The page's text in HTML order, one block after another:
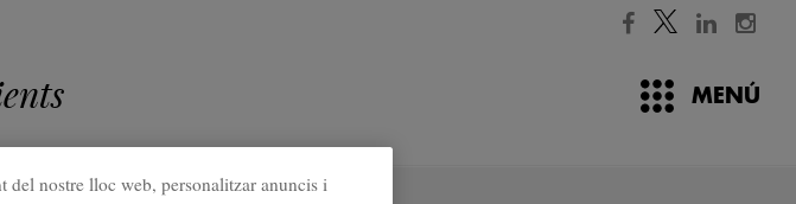
MENÚ
del nostre lloc web, personalitzar anuncis i